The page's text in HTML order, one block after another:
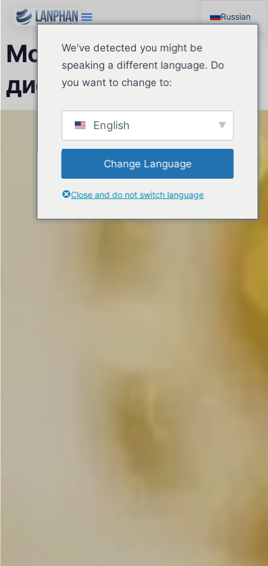
Молекулярная
дистилляция
We've detected you might be
speaking a different language. Do
you want to change to:
English
Change Language
Close and do not switch language
Russian